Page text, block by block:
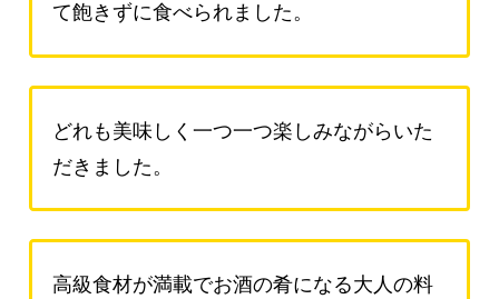
て飽きずに食べられました。
どれも美味しく一つ一つ楽しみながらいた
だきました。
高級食材が満載でお酒の肴になる大人の料